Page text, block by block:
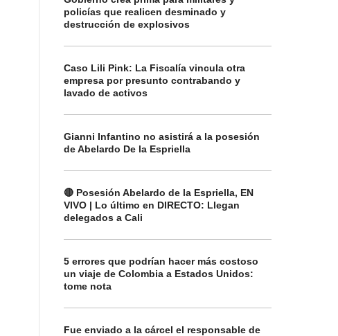
policías que realicen desminado y
destrucción de explosivos
Caso Lili Pink: La Fiscalía vincula otra
empresa por presunto contrabando y
lavado de activos
Gianni Infantino no asistirá a la posesión
de Abelardo De la Espriella
🔴 Posesión Abelardo de la Espriella, EN
VIVO | Lo último en DIRECTO: Llegan
delegados a Cali
5 errores que podrían hacer más costoso
un viaje de Colombia a Estados Unidos:
tome nota
Fue enviado a la cárcel el responsable de